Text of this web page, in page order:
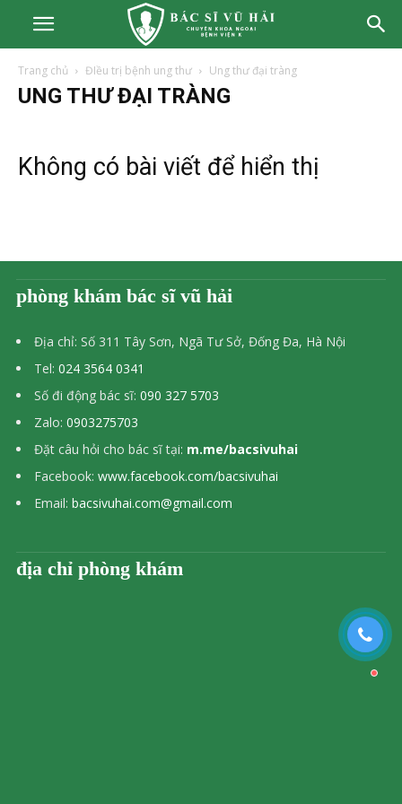
Trang chủ ĐIều trị bệnh ung thư Ung thư đại tràng
UNG THƯ ĐẠI TRÀNG
Không có bài viết để hiển thị
phòng khám bác sĩ vũ hải
Địa chỉ: Số 311 Tây Sơn, Ngã Tư Sở, Đống Đa, Hà Nội
Tel: 024 3564 0341
Số đi động bác sĩ: 090 327 5703
Zalo: 0903275703
Đặt câu hỏi cho bác sĩ tại: m.me/bacsivuhai
Facebook: www.facebook.com/bacsivuhai
Email: bacsivuhai.com@gmail.com
địa chỉ phòng khám